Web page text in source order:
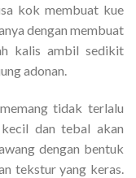
kok membuat kue
dengan membuat
kalis ambil sedikit
adonan.
tidak terlalu
dan tebal akan
dengan bentuk
tekstur yang keras.